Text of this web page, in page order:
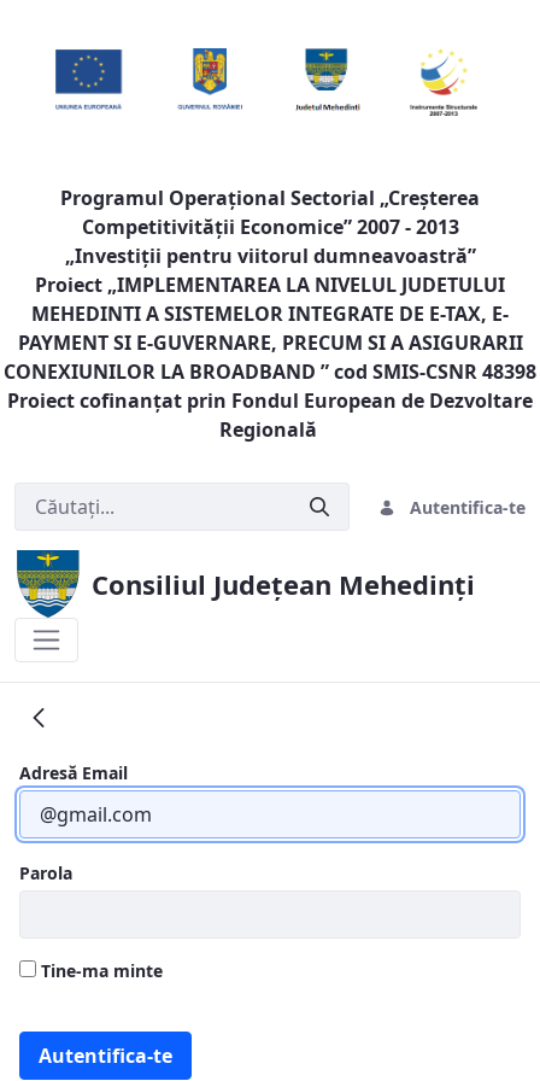
Programul Operaţional Sectorial „Creşterea
Competitivităţii Economice” 2007 - 2013
„Investiţii pentru viitorul dumneavoastră”
Proiect „IMPLEMENTAREA LA NIVELUL JUDETULUI
MEHEDINTI A SISTEMELOR INTEGRATE DE E-TAX, E-
PAYMENT SI E-GUVERNARE, PRECUM SI A ASIGURARII
CONEXIUNILOR LA BROADBAND ” cod SMIS-CSNR 48398
Proiect cofinanţat prin Fondul European de Dezvoltare
Regională
Autentifica-te
Consiliul Județean Mehedinți
Adresă Email
Parola
Tine-ma minte
Autentifica-te